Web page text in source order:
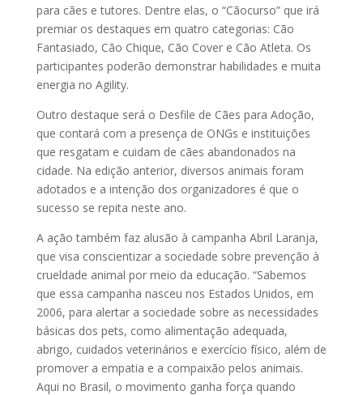
para cães e tutores. Dentre elas, o “Cãocurso” que irá
premiar os destaques em quatro categorias: Cão
Fantasiado, Cão Chique, Cão Cover e Cão Atleta. Os
participantes poderão demonstrar habilidades e muita
energia no Agility.
Outro destaque será o Desfile de Cães para Adoção,
que contará com a presença de ONGs e instituições
que resgatam e cuidam de cães abandonados na
cidade. Na edição anterior, diversos animais foram
adotados e a intenção dos organizadores é que o
sucesso se repita neste ano.
A ação também faz alusão à campanha Abril Laranja,
que visa conscientizar a sociedade sobre prevenção à
crueldade animal por meio da educação. “Sabemos
que essa campanha nasceu nos Estados Unidos, em
2006, para alertar a sociedade sobre as necessidades
básicas dos pets, como alimentação adequada,
abrigo, cuidados veterinários e exercício físico, além de
promover a empatia e a compaixão pelos animais.
Aqui no Brasil, o movimento ganha força quando